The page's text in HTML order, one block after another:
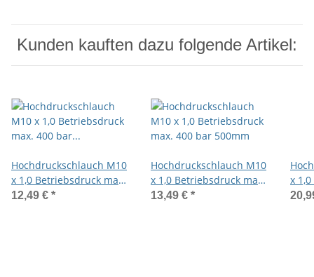
Kunden kauften dazu folgende Artikel:
Hochdruckschlauch M10
x 1,0 Betriebsdruck max.
400 bar mit 4-Backen-
12,49 € *
Hochdruckschlauch M10
x 1,0 Betriebsdruck max.
400 bar 500mm
13,49 € *
x
415